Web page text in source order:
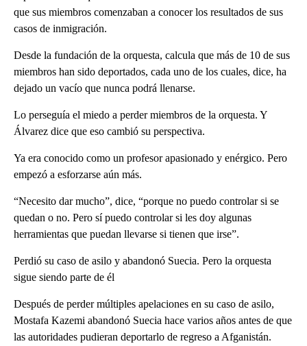
que sus miembros comenzaban a conocer los resultados de sus
casos de inmigración.
Desde la fundación de la orquesta, calcula que más de 10 de sus
miembros han sido deportados, cada uno de los cuales, dice, ha
dejado un vacío que nunca podrá llenarse.
Lo perseguía el miedo a perder miembros de la orquesta. Y
Álvarez dice que eso cambió su perspectiva.
Ya era conocido como un profesor apasionado y enérgico. Pero
empezó a esforzarse aún más.
“Necesito dar mucho”, dice, “porque no puedo controlar si se
quedan o no. Pero sí puedo controlar si les doy algunas
herramientas que puedan llevarse si tienen que irse”.
Perdió su caso de asilo y abandonó Suecia. Pero la orquesta
sigue siendo parte de él
Después de perder múltiples apelaciones en su caso de asilo,
Mostafa Kazemi abandonó Suecia hace varios años antes de que
las autoridades pudieran deportarlo de regreso a Afganistán.